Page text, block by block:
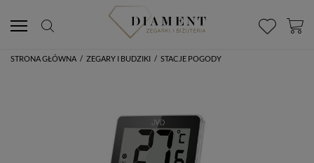
STRONA GŁÓWNA / ZEGARY I BUDZIKI / STACJE POGODY